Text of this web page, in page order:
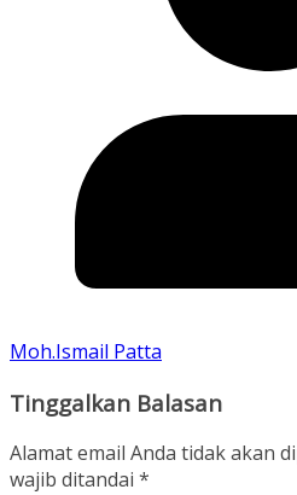
Moh.Ismail Patta
Tinggalkan Balasan
Alamat email Anda tidak akan
wajib ditandai *